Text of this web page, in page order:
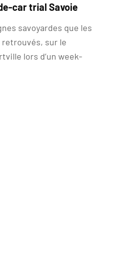
car trial Savoie
savoyardes que les
sur le
lors d’un week-